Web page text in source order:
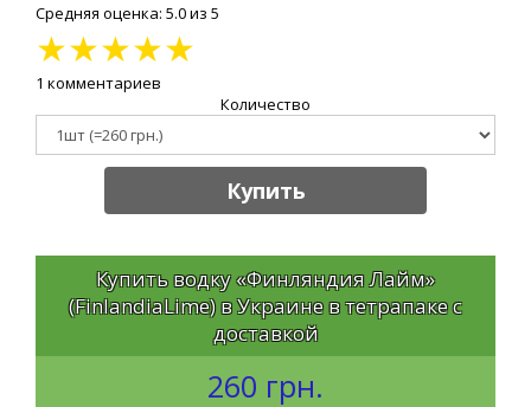
Средняя оценка: 5.0 из 5
★★★★★
1 комментариев
Количество
Купить
Купить водку «Финляндия Лайм»
(FinlandiaLime) в Украине в тетрапаке с
доставкой
260 грн.